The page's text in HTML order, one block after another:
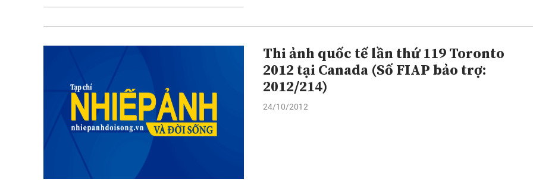
Thi ảnh quốc tế lần thứ 119 Toronto
2012 tại Canada (Số FIAP bảo trợ:
2012/214)
24/10/2012